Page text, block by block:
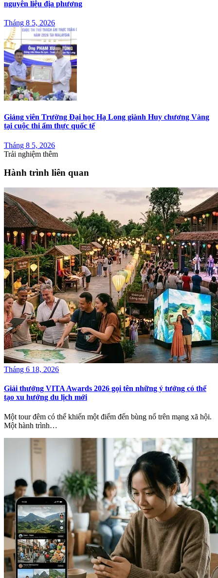
nguyên liệu địa phương
Tháng 8 5, 2026
Giảng viên Trường Đại học Hạ Long giành Huy chương Vàng
tại cuộc thi ẩm thực quốc tế
Tháng 8 5, 2026
Trải nghiệm thêm
Hành trình liên quan
Tháng 6 18, 2026
Giải thưởng VITA Awards 2026 gọi tên những ý tưởng có thể
tạo xu hướng du lịch mới
Một tour đêm có thể khiến một điểm đến bùng nổ trên mạng xã hội.
Một hành trình…